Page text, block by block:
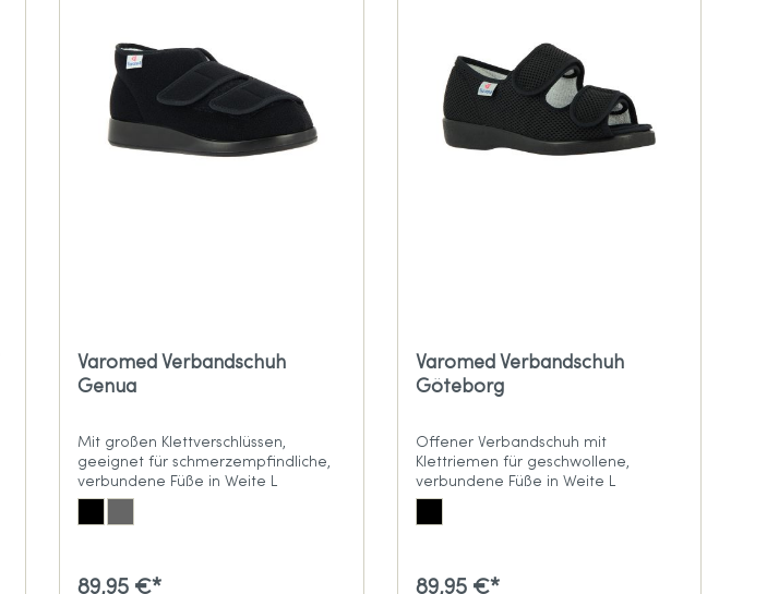
Varomed Verbandschuh
Genua
Mit großen Klettverschlüssen,
geeignet für schmerzempfindliche,
verbundene Füße in Weite L
89,95 €*
Varomed Verbandschuh
Göteborg
Offener Verbandschuh mit
Klettriemen für geschwollene,
verbundene Füße in Weite L
89,95 €*